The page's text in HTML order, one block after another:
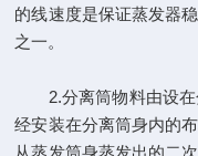
的线速度是保证蒸发器
之一。
2.分离筒物料由设在
经安装在分离筒身内的
从蒸发筒身蒸发出的二